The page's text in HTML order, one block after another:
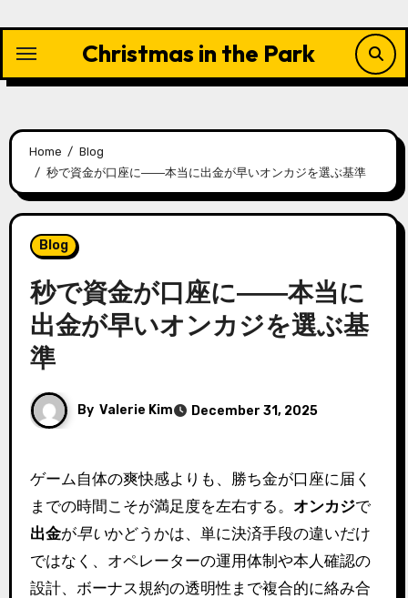
content
Christmas in the Park
Home
Blog
秒で資金が口座に――本当に出金が早いオンカジを選ぶ基準
Blog
秒で資金が口座に――本当に
出金が早いオンカジを選ぶ基
準
By Valerie Kim December 31, 2025
ゲーム自体の爽快感よりも、勝ち金が口座に届く
までの時間こそが満足度を左右する。 オンカジで
出金が早いかどうかは、単に決済手段の違いだけ
ではなく、オペレーターの運用体制や本人確認の
設計、ボーナス規約の透明性まで複合的に絡み合